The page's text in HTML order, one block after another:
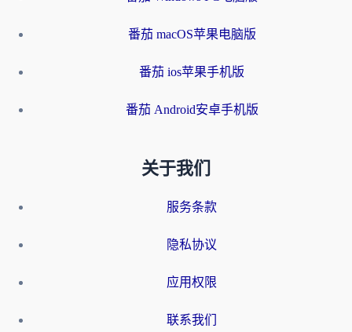
番茄 macOS苹果电脑版
番茄 ios苹果手机版
番茄 Android安卓手机版
关于我们
服务条款
隐私协议
应用权限
联系我们